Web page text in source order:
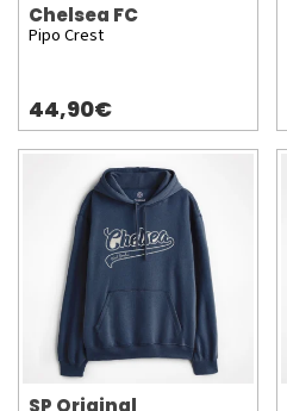
Chelsea FC
Pipo Crest
44,90€
SP Original